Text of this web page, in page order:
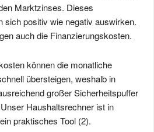
Marktzinses. Dieses
sich positiv wie negativ auswirken.
auch die Finanzierungskosten.
können die monatliche
übersteigen, weshalb in
großer Sicherheitspuffer
Haushaltsrechner ist in
praktisches Tool (2).